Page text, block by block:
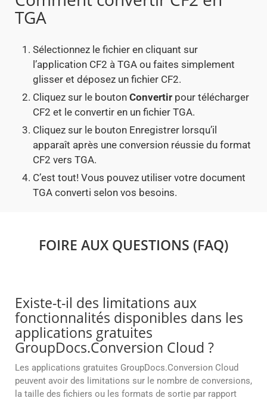
TGA
Sélectionnez le fichier en cliquant sur
l’application CF2 à TGA ou faites simplement
glisser et déposez un fichier CF2.
Cliquez sur le bouton Convertir pour télécharger
CF2 et le convertir en un fichier TGA.
Cliquez sur le bouton Enregistrer lorsqu’il
apparaît après une conversion réussie du format
CF2 vers TGA.
C’est tout! Vous pouvez utiliser votre document
TGA converti selon vos besoins.
FOIRE AUX QUESTIONS (FAQ)
Existe-t-il des limitations aux
fonctionnalités disponibles dans les
applications gratuites
GroupDocs.Conversion Cloud ?
Les applications gratuites GroupDocs.Conversion Cloud
peuvent avoir des limitations sur le nombre de conversions,
la taille des fichiers ou les formats de sortie par rapport